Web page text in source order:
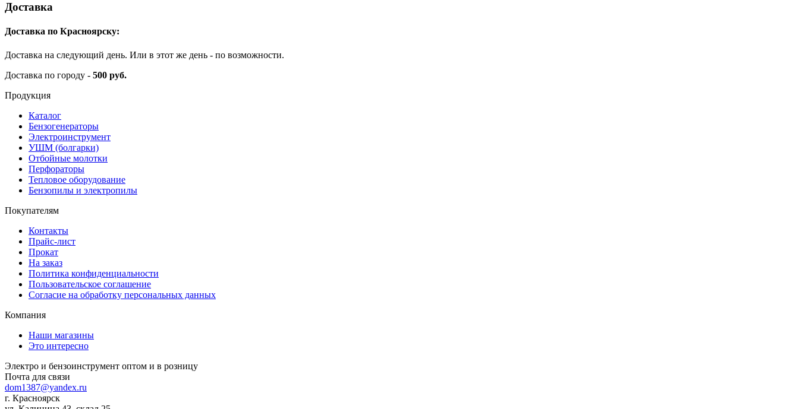
Доставка
Доставка по Красноярску:
Доставка на следующий день. Или в этот же день - по возможности.
Доставка по городу - 500 руб.
Продукция
Каталог
Бензогенераторы
Электроинструмент
УШМ (болгарки)
Отбойные молотки
Перфораторы
Тепловое оборудование
Бензопилы и электропилы
Покупателям
Контакты
Прайс-лист
Прокат
На заказ
Политика конфиденциальности
Пользовательское соглашение
Согласие на обработку персональных данных
Компания
Наши магазины
Это интересно
Электро и бензоинструмент оптом и в розницу
Почта для связи
dom1387@yandex.ru
г. Красноярск